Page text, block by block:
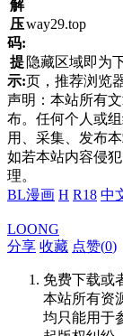
解
压
码:
way29.top
提
示:
隐藏区域即为
页，推荐浏览
声明：本站所有
布。任何个人或
用、采集、发布
如若本站内容侵
理。
BL漫画 H R18 中
LOONG
分享 收藏 点赞(0)
免费下载或
本站所有资
均只能用于